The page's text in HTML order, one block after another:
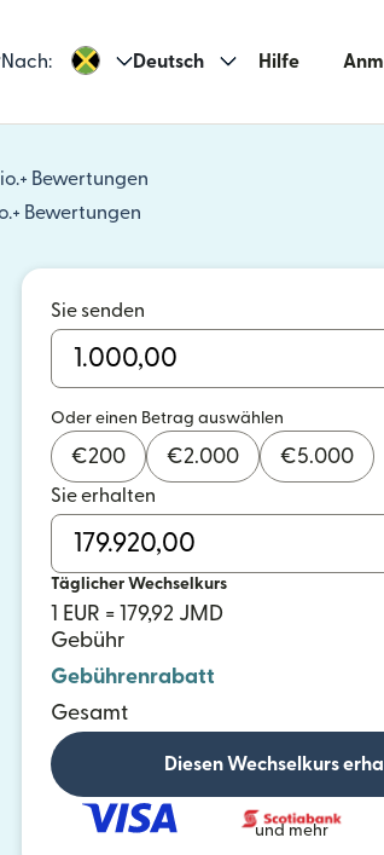
Nach: Deutsch Hilfe
Bewertungen
(wird in einem neuen
Bewertungen
(wird in einem neuen
Sie senden
Oder einen Betrag auswählen
€200 €2.000 €5.000
Sie erhalten
Täglicher Wechselkurs
1 EUR = 179,92 JMD
Gebühr
Gebührenrabatt
Gesamt
Diesen Wechselkurs
und mehr